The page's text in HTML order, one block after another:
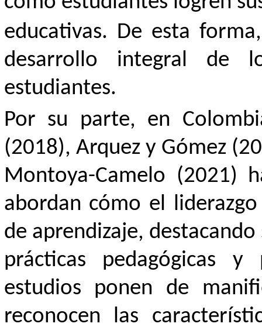
educativas. De esta
desarrollo integral de
estudiantes.
Por su parte, en
(2018), Arquez y Gómez
Montoya-Camelo (2021)
abordan cómo el
de aprendizaje,
prácticas pedagógicas
estudios ponen de
reconocen las